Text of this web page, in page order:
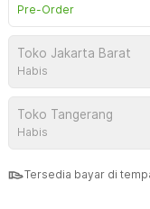
Pre-Order
Toko Jakarta Barat
Habis
Toko Tangerang
Habis
Tersedia bayar di